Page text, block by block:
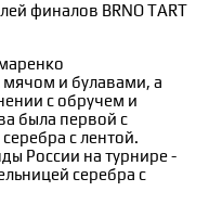
финалов BRNO TART
мячом и булавами, а
с обручем и
была первой с
с лентой.
России на турнире -
серебра с